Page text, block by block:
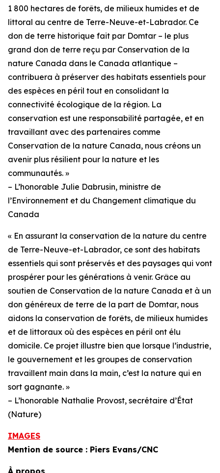
1 800 hectares de forêts, de milieux humides et de
littoral au centre de Terre-Neuve-et-Labrador. Ce
don de terre historique fait par Domtar – le plus
grand don de terre reçu par Conservation de la
nature Canada dans le Canada atlantique –
contribuera à préserver des habitats essentiels pour
des espèces en péril tout en consolidant la
connectivité écologique de la région. La
conservation est une responsabilité partagée, et en
travaillant avec des partenaires comme
Conservation de la nature Canada, nous créons un
avenir plus résilient pour la nature et les
communautés. »
– L’honorable Julie Dabrusin, ministre de
l’Environnement et du Changement climatique du
Canada
« En assurant la conservation de la nature du centre
de Terre-Neuve-et-Labrador, ce sont des habitats
essentiels qui sont préservés et des paysages qui vont
prospérer pour les générations à venir. Grâce au
soutien de Conservation de la nature Canada et à un
don généreux de terre de la part de Domtar, nous
aidons la conservation de forêts, de milieux humides
et de littoraux où des espèces en péril ont élu
domicile. Ce projet illustre bien que lorsque l’industrie,
le gouvernement et les groupes de conservation
travaillent main dans la main, c’est la nature qui en
sort gagnante. »
– L’honorable Nathalie Provost, secrétaire d’État
(Nature)
IMAGES
Mention de source : Piers Evans/CNC
À propos